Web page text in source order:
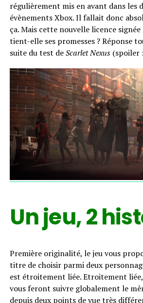
régulièrement mis en avant dans les
évènements Xbox. Il fallait donc
ça. Mais cette nouvelle licence
tient-elle ses promesses ?Réponse
suite du test deScarlet Nexus (spoiler
Un jeu, 2
Première originalité, le jeu vous
titre de choisir parmi deux
est étroitement liée. Etroitement
vous feront suivre globalement le
depuis deux points de vue très